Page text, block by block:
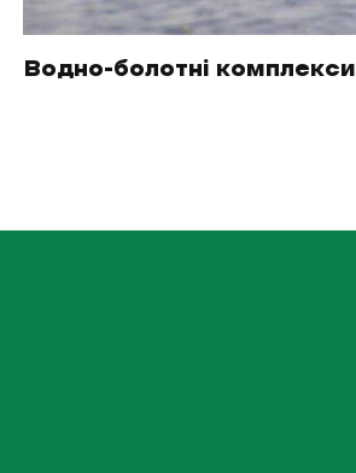
Водно-болотні комплекси